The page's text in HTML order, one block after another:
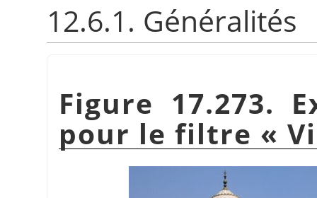
12.6.1. Généralités
Figure 17.273.
pour le filtre «